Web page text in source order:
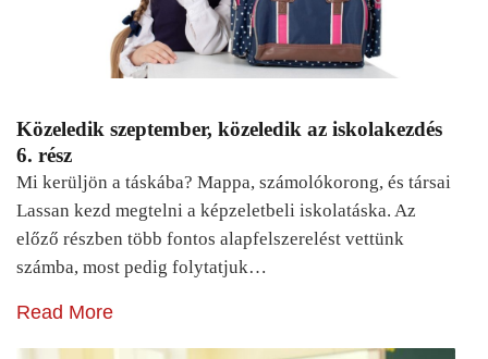
Közeledik szeptember, közeledik az iskolakezdés
6. rész
Mi kerüljön a táskába? Mappa, számolókorong, és társai
Lassan kezd megtelni a képzeletbeli iskolatáska. Az
előző részben több fontos alapfelszerelést vettünk
számba, most pedig folytatjuk…
Read More